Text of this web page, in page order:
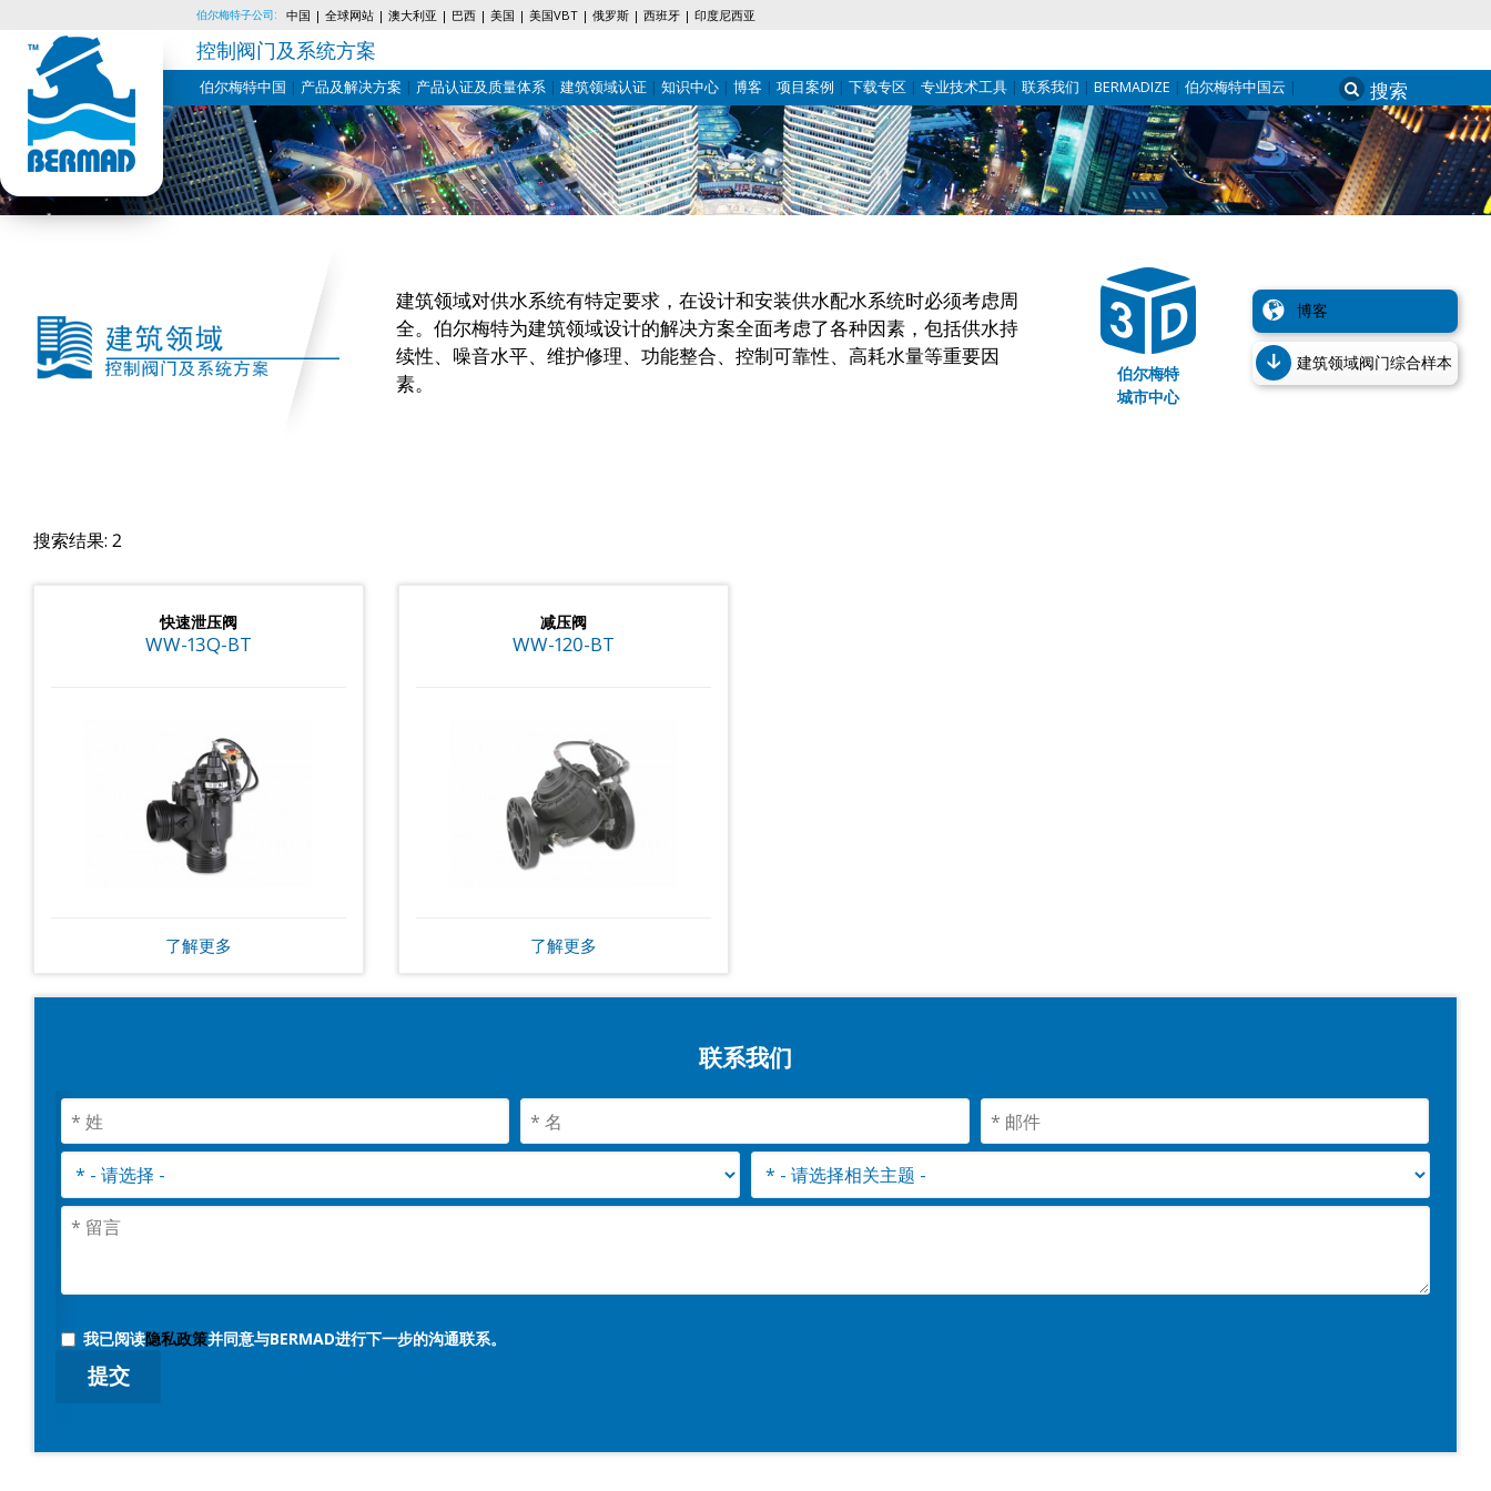
Skip
content
伯尔梅特子公司: 中国 全球网站 澳大利亚 巴西 美国 美国VBT 俄罗斯 西班牙 印度尼西亚
控制阀门及系统方案
伯尔梅特中国 产品及解决方案 产品认证及质量体系 建筑领域认证 知识中心 博客 项目案例 下载专区 专业技术工具 联系我们 BERMADIZE 伯尔梅特中国云 Search
for:
力
与
流
建筑领域对供水系统有特定要求，在设计和安装供水配水系统时必须考虑周
全。伯尔梅特为建筑领域设计的解决方案全面考虑了各种因素，包括供水持
续性、噪音水平、维护修理、功能整合、控制可靠性、高耗水量等重要因
素。
伯尔梅特
城市中心
博客
建筑领域阀门综合样本
搜索结果: 2
快速泄压阀
WW-13Q-BT
了解更多
减压阀
WW-120-BT
了解更多
联系我们
我已阅读隐私政策并同意与BERMAD进行下一步的沟通联系。